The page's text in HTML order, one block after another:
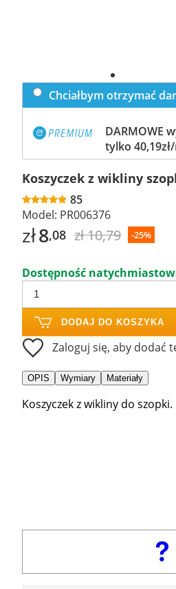
Chciałbym otrzymać
DARMOWE
tylko
Koszyczek z wikliny
85
Model: PR006376
zł8,08 zł 10,79 -25%
Dostępność
DODAJ DO KOSZYKA
Zaloguj się, aby dodać
OPIS Wymiary Materiały
Koszyczek z wikliny do szopki.